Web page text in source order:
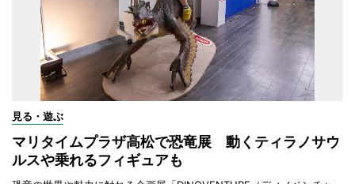
見る・遊ぶ
マリタイムプラザ高松で恐竜展 動くティラノサウ
ルスや乗れるフィギュアも